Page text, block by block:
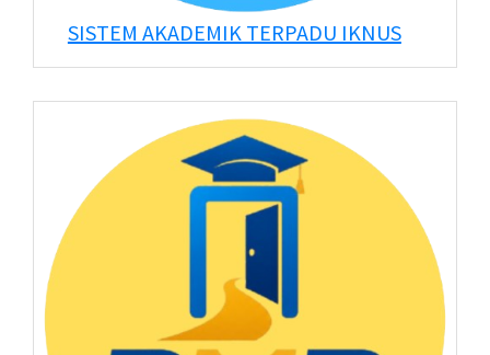
SISTEM AKADEMIK TERPADU IKNUS